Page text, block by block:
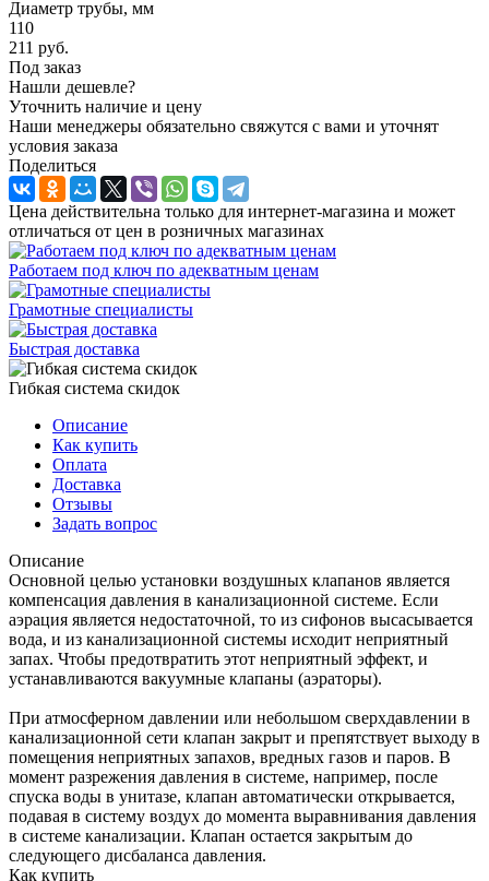
Диаметр трубы, мм
110
211 руб.
Под заказ
Нашли дешевле?
Уточнить наличие и цену
Наши менеджеры обязательно свяжутся с вами и уточнят
условия заказа
Поделиться
Цена действительна только для интернет-магазина и может
отличаться от цен в розничных магазинах
Работаем под ключ по адекватным ценам
Грамотные специалисты
Быстрая доставка
Гибкая система скидок
Описание
Как купить
Оплата
Доставка
Отзывы
Задать вопрос
Описание
Основной целью установки воздушных клапанов является
компенсация давления в канализационной системе. Если
аэрация является недостаточной, то из сифонов высасывается
вода, и из канализационной системы исходит неприятный
запах. Чтобы предотвратить этот неприятный эффект, и
устанавливаются вакуумные клапаны (аэраторы).
При атмосферном давлении или небольшом сверхдавлении в
канализационной сети клапан закрыт и препятствует выходу в
помещения неприятных запахов, вредных газов и паров. В
момент разрежения давления в системе, например, после
спуска воды в унитазе, клапан автоматически открывается,
подавая в систему воздух до момента выравнивания давления
в системе канализации. Клапан остается закрытым до
следующего дисбаланса давления.
Как купить